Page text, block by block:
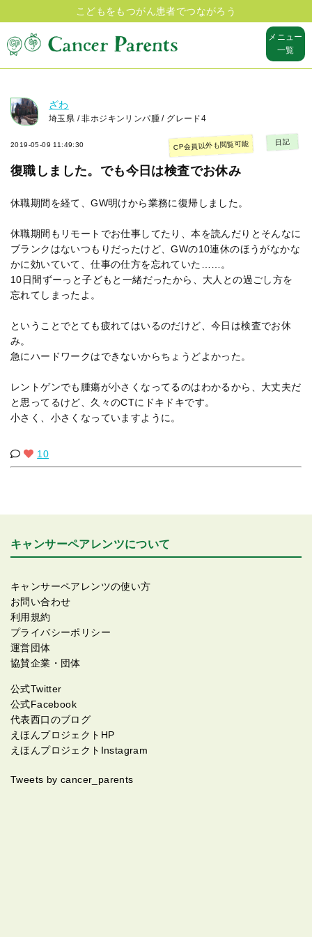
こどもをもつがん患者でつながろう
メニュー
一覧
ざわ
埼玉県 / 非ホジキンリンパ腫 / グレード4
2019-05-09 11:49:30
復職しました。でも今日は検査でお休み
CP会員以外も閲覧可能 日記
休職期間を経て、GW明けから業務に復帰しました。
休職期間もリモートでお仕事してたり、本を読んだりとそんなに
ブランクはないつもりだったけど、GWの10連休のほうがなかな
かに効いていて、仕事の仕方を忘れていた……。
10日間ずーっと子どもと一緒だったから、大人との過ごし方を
忘れてしまったよ。
ということでとても疲れてはいるのだけど、今日は検査でお休
み。
急にハードワークはできないからちょうどよかった。
レントゲンでも腫瘍が小さくなってるのはわかるから、大丈夫だ
と思ってるけど、久々のCTにドキドキです。
小さく、小さくなっていますように。
10
キャンサーペアレンツについて
キャンサーペアレンツの使い方
お問い合わせ
利用規約
プライバシーポリシー
運営団体
協賛企業・団体
公式Twitter
公式Facebook
代表西口のブログ
えほんプロジェクトHP
えほんプロジェクトInstagram
Tweets by cancer_parents